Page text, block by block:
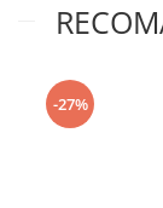
-27%